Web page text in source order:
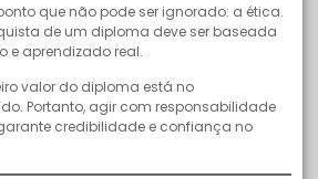
que não pode ser ignorado: a ética.
de um diploma deve ser baseada
e aprendizado real.
valor do diploma está no
Portanto, agir com responsabilidade
credibilidade e confiança no